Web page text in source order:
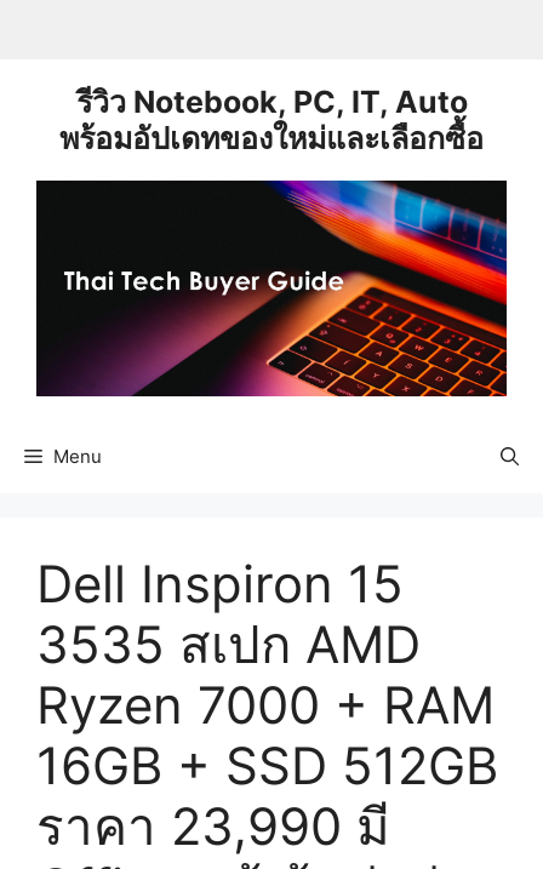
รีวิว Notebook, PC, IT, Auto
พร้อมอัปเดทของใหม่และเลือกซื้อ
Menu
Dell Inspiron 15
3535 สเปก AMD
Ryzen 7000 + RAM
16GB + SSD 512GB
ราคา 23,990 มี